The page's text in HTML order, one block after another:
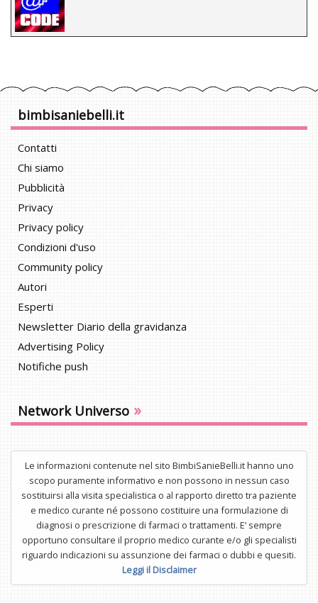
bimbisaniebelli.it
Contatti
Chi siamo
Pubblicità
Privacy
Privacy policy
Condizioni d'uso
Community policy
Autori
Esperti
Newsletter Diario della gravidanza
Advertising Policy
Notifiche push
Network Universo »
Le informazioni contenute nel sito BimbiSanieBelli.it hanno uno
scopo puramente informativo e non possono in nessun caso
sostituirsi alla visita specialistica o al rapporto diretto tra paziente
e medico curante né possono costituire una formulazione di
diagnosi o prescrizione di farmaci o trattamenti. E’ sempre
opportuno consultare il proprio medico curante e/o gli specialisti
riguardo indicazioni su assunzione dei farmaci o dubbi e quesiti.
Leggi il Disclaimer